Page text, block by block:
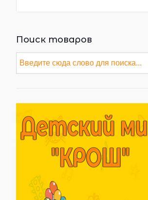
Поиск товаров